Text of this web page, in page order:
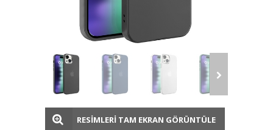
RESİMLERİ TAM EKRAN GÖRÜNTÜLE